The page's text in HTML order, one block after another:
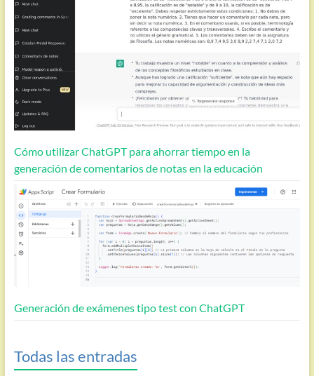
Cómo utilizar ChatGPT para ahorrar tiempo en la
generación de comentarios de notas en la educación
Generación de exámenes tipo test con ChatGPT
Todas las entradas